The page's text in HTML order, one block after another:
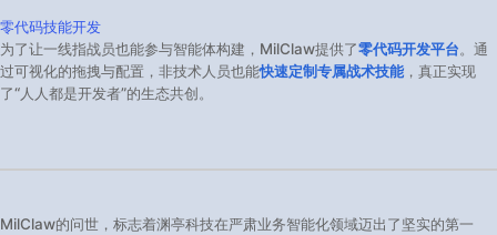
零代码技能开发
为了让一线指战员也能参与智能体构建，MilClaw提供了零代码开发平台。通
过可视化的拖拽与配置，非技术人员也能快速定制专属战术技能 ，真正实现
了“人人都是开发者”的生态共创。
MilClaw的问世，标志着渊亭科技在严肃业务智能化领域迈出了坚实的第一